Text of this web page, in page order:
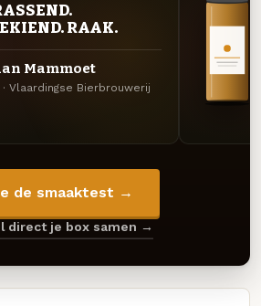
RAAK.
Mammoet
Vlaardingse Bierbrouwerij
de smaaktest →
direct je box samen →